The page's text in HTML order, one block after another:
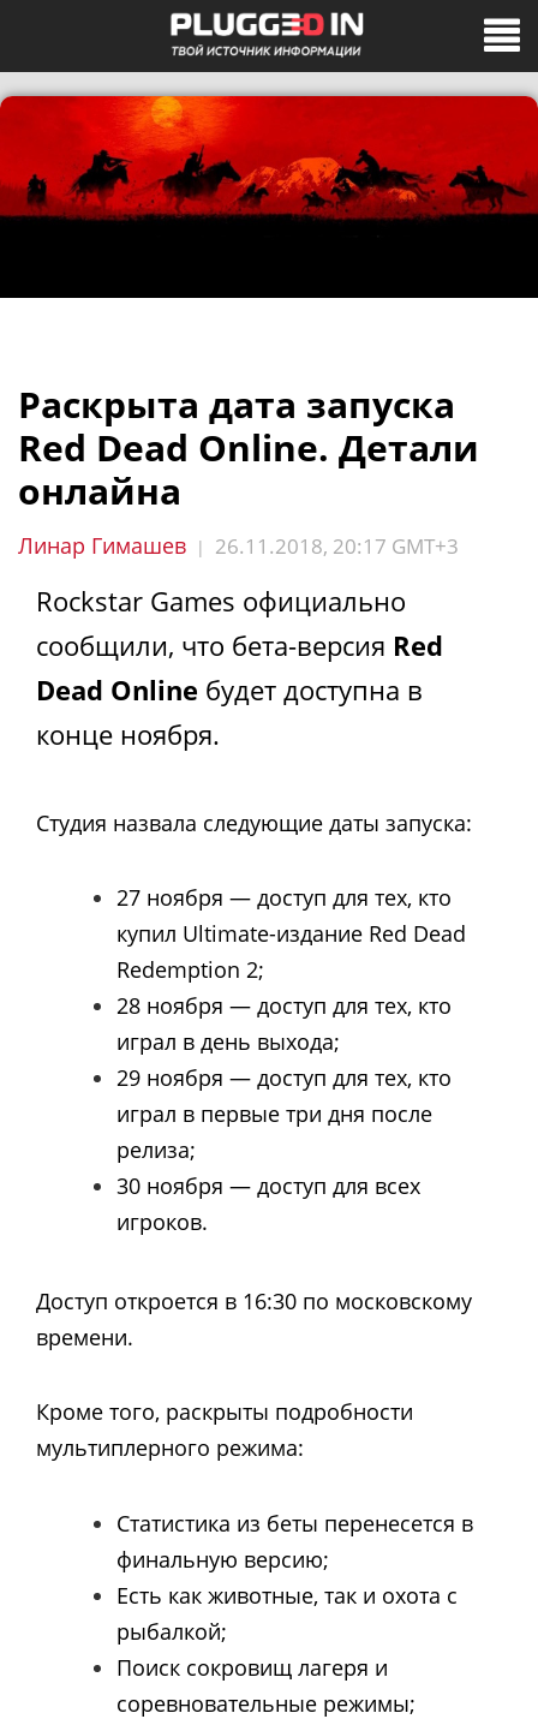
Раскрыта дата запуска
Red Dead Online. Детали
онлайна
Линар Гимашев | 26.11.2018, 20:17 GMT+3
Rockstar Games официально
сообщили, что бета-версия Red
Dead Online будет доступна в
конце ноября.
Студия назвала следующие даты запуска:
27 ноября — доступ для тех, кто
купил Ultimate-издание Red Dead
Redemption 2;
28 ноября — доступ для тех, кто
играл в день выхода;
29 ноября — доступ для тех, кто
играл в первые три дня после
релиза;
30 ноября — доступ для всех
игроков.
Доступ откроется в 16:30 по московскому
времени.
Кроме того, раскрыты подробности
мультиплерного режима:
Статистика из беты перенесется в
финальную версию;
Есть как животные, так и охота с
рыбалкой;
Поиск сокровищ лагеря и
соревновательные режимы;